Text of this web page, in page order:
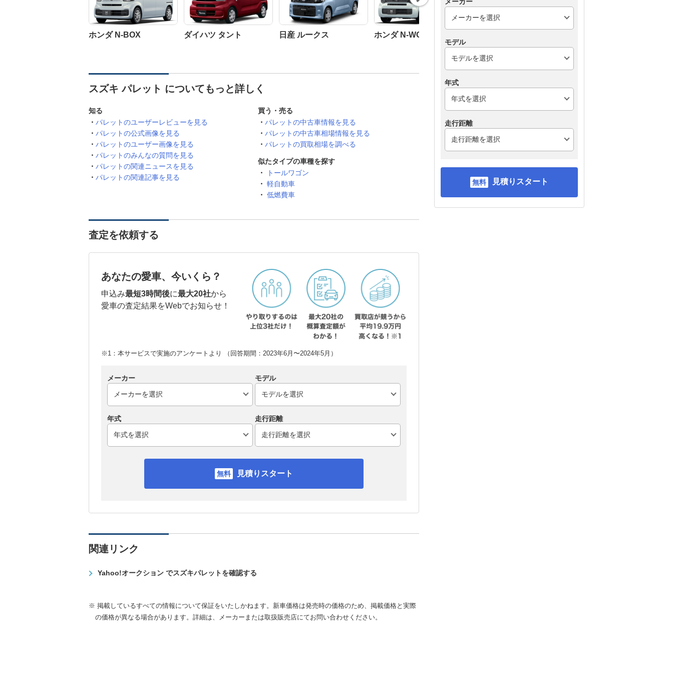
ホンダ N-BOX ダイハツ タント 日産 ルークス ホンダ N-WGN
スズキ パレット についてもっと詳しく
知る
パレットのユーザーレビューを見る
パレットの公式画像を見る
パレットのユーザー画像を見る
パレットのみんなの質問を見る
パレットの関連ニュースを見る
パレットの関連記事を見る
買う・売る
パレットの中古車情報を見る
パレットの中古車相場情報を見る
パレットの買取相場を調べる
似たタイプの車種を探す
トールワゴン
軽自動車
低燃費車
査定を依頼する
あなたの愛車、今いくら？
申込み最短3時間後に最大20社から
愛車の査定結果をWebでお知らせ！
※1：本サービスで実施のアンケートより （回答期間：2023年6月〜2024年5月）
メーカー モデル
年式 走行距離
見積りスタート
関連リンク
Yahoo!オークション でスズキパレットを確認する
※ 掲載しているすべての情報について保証をいたしかねます。新車価格は発売時の価格のため、掲載価格と実際
の価格が異なる場合があります。詳細は、メーカーまたは取扱販売店にてお問い合わせください。
モデル
年式
走行距離
見積りスタート